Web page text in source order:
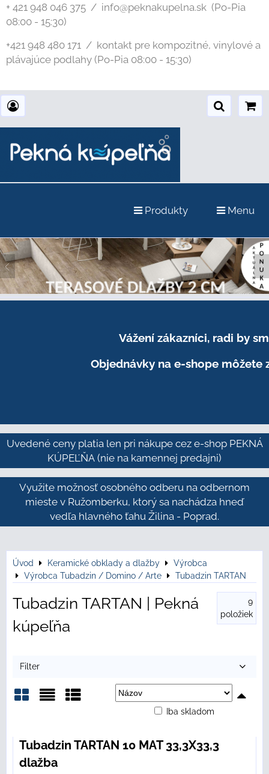
+ 421 948 046 375 / info@peknakupelna.sk (Po-Pia
08:00 - 15:30)
+421 948 480 171 / kontakt pre kompozitné, vinylové a
plávajúce podlahy (Po-Pia 08:00 - 15:30)
Produkty Menu
Vážení zákazníci, radi by
Objednávky na e-shope môžete
Uvedené ceny platia len pri nákupe cez e-shop PEKNÁ
KÚPEĽŇA (nie na kamennej predajni)
Využite možnosť osobného odberu na odbernom
mieste v Ružomberku, ktorý sa nachádza hneď
vedľa hlavného ťahu Žilina - Poprad.
Úvod Keramické obklady a dlažby
Výrobca
Výrobca Tubadzin / Domino / Arte
Tubadzin TARTAN
Tubadzin TARTAN | Pekná
kúpeľňa
9
položiek
Filter
Iba skladom
Tubadzin TARTAN 10 MAT 33,3X33,3
dlažba